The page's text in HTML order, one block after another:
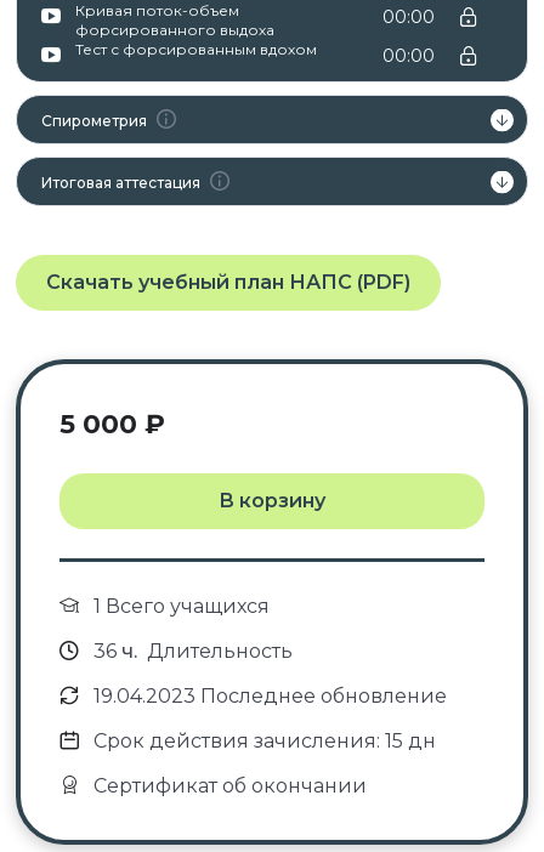
Кривая поток-объем
форсированного выдоха
00:00
Тест с форсированным вдохом 00:00
Спирометрия
Итоговая аттестация
Скачать учебный план НАПС (PDF)
5 000 ₽
В корзину
1 Всего учащихся
36ч. Длительность
19.04.2023 Последнее обновление
Срок действия зачисления: 15 дн
Сертификат об окончании